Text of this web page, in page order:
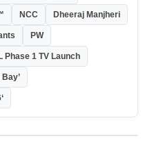
NCC Dheeraj Manjheri
PW
Phase 1 TV Launch